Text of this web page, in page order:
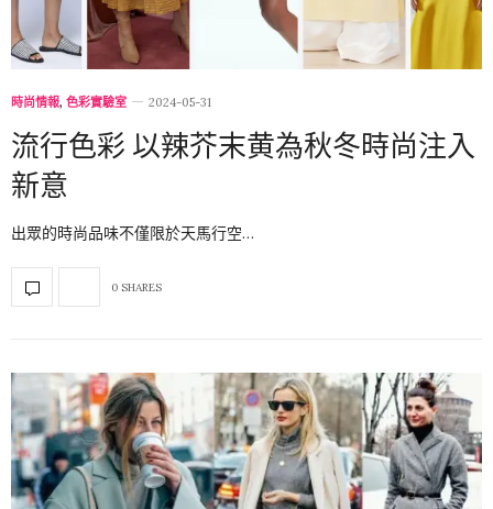
時尚情報, 色彩實驗室 2024-05-31
流行色彩 以辣芥末黄為秋冬時尚注入
新意
出眾的時尚品味不僅限於天馬行空…
0 SHARES